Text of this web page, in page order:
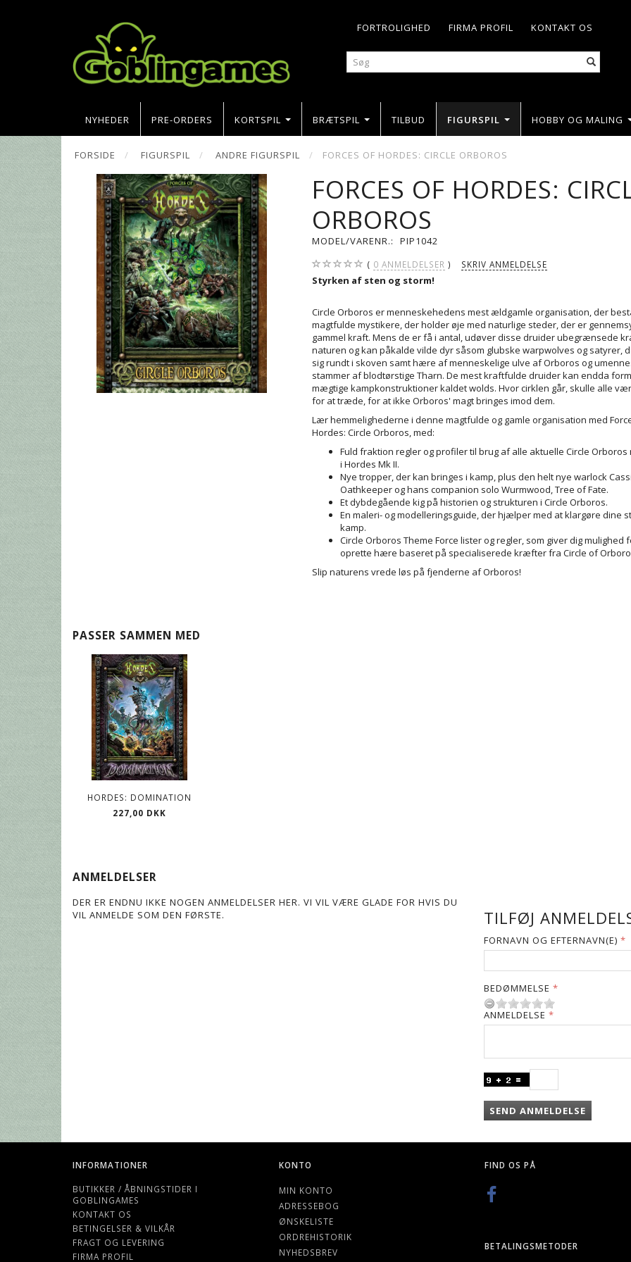
KONTAKT OS
FIRMA PROFIL
FORTROLIGHED
NYHEDER PRE-ORDERS KORTSPIL BRÆTSPIL TILBUD FIGURSPIL HOBBY OG MALING
FORSIDE FIGURSPIL ANDRE FIGURSPIL FORCES OF HORDES: CIRCLE ORBOROS
FORCES OF HORDES:
ORBOROS
MODEL/VARENR.: PIP1042
0 ANMELDELSER SKRIV ANMELDELSE
Styrken af sten og storm!
Circle Orboros er menneskehedens mest ældgamle organisation, der
magtfulde mystikere, der holder øje med naturlige steder, der er
gammel kraft. Mens de er få i antal, udøver disse druider ubegrænsede
naturen og kan påkalde vilde dyr såsom glubske warpwolves og satyrer,
sig rundt i skoven samt hære af menneskelige ulve af Orboros og
stammer af blodtørstige Tharn. De mest kraftfulde druider kan endda
mægtige kampkonstruktioner kaldet wolds. Hvor cirklen går, skulle alle
for at træde, for at ikke Orboros' magt bringes imod dem.
Lær hemmelighederne i denne magtfulde og gamle organisation med
Hordes: Circle Orboros, med:
Fuld fraktion regler og profiler til brug af alle aktuelle Circle Orboros
i Hordes Mk II.
Nye tropper, der kan bringes i kamp, ​​plus den helt nye warlock
Oathkeeper og hans companion solo Wurmwood, Tree of Fate.
Et dybdegående kig på historien og strukturen i Circle Orboros.
En maleri- og modelleringsguide, der hjælper med at klargøre dine
kamp.
Circle Orboros Theme Force lister og regler, som giver dig mulighed
oprette hære baseret på specialiserede kræfter fra Circle of
Slip naturens vrede løs på fjenderne af Orboros!
PASSER SAMMEN MED
HORDES: DOMINATION
227,00 DKK
ANMELDELSER
DER ER ENDNU IKKE NOGEN ANMELDELSER HER. VI VIL VÆRE GLADE FOR HVIS DU
VIL ANMELDE SOM DEN FØRSTE.
TILFØJ
FORNAVN OG EFTERNAVN(E)
BEDØMMELSE
ANMELDELSE
SEND ANMELDELSE
INFORMATIONER
BUTIKKER / ÅBNINGSTIDER I
GOBLINGAMES
KONTAKT OS
BETINGELSER & VILKÅR
FRAGT OG LEVERING
FIRMA PROFIL
KONTO
MIN KONTO
ADRESSEBOG
ØNSKELISTE
ORDREHISTORIK
NYHEDSBREV
FIND OS PÅ
BETALINGSMETODER